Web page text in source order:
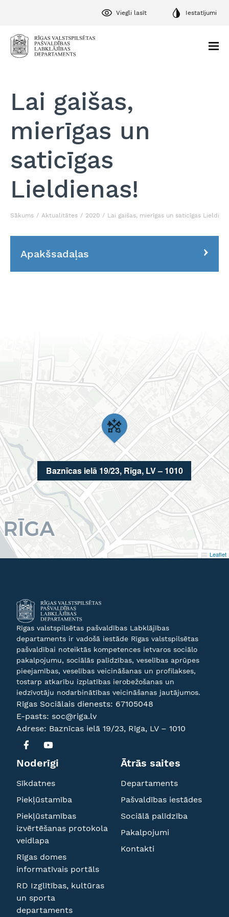
Viegli lasīt Iestatījumi
Lai gaišas,
mierīgas un
saticīgas
Lieldienas!
Sākums Aktualitātes 2020 Lai gaišas, mierīgas un saticīgas
Apakšsadaļas
Baznīcas ielā 19/23, Rīga, LV – 1010
Leaflet
Rīgas valstspilsētas pašvaldības Labklājības
departaments ir vadošā iestāde Rīgas valstspilsētas
pašvaldībai noteiktās kompetences ietvaros sociālo
pakalpojumu, sociālās palīdzības, veselības aprūpes
pieejamības, veselības veicināšanas un profilakses,
tostarp atkarību izplatības ierobežošanas un
iedzīvotāju nodarbinātības veicināšanas jautājumos.
Rīgas Sociālais dienests: 67105048
E-pasts: soc@riga.lv
Adrese: Baznīcas ielā 19/23, Rīga, LV – 1010
Noderīgi
Sīkdatnes
Piekļūstamība
Piekļūstamības
izvērtēšanas protokola
veidlapa
Rīgas domes
informatīvais portāls
RD Izglītības, kultūras
un sporta
departaments
Ātrās saites
Departaments
Pašvaldības iestādes
Sociālā palīdzība
Pakalpojumi
Kontakti